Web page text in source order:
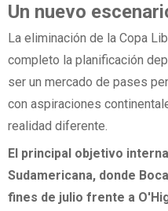
Un nuevo
La eliminación de la Copa
completo la planificación
ser un mercado de pases
con aspiraciones
realidad diferente.
El principal objetivo
Sudamericana, donde
fines de julio frente a